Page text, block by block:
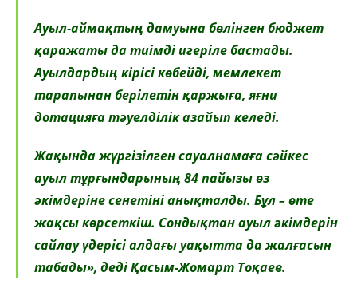
Ауыл-аймақтың дамуына бөлінген бюджет
қаражаты да тиімді игеріле бастады.
Ауылдардың кірісі көбейді, мемлекет
тарапынан берілетін қаржыға, яғни
дотацияға тәуелділік азайып келеді.
Жақында жүргізілген сауалнамаға сәйкес
ауыл тұрғындарының 84 пайызы өз
әкімдеріне сенетіні анықталды. Бұл – өте
жақсы көрсеткіш. Сондықтан ауыл әкімдерін
сайлау үдерісі алдағы уақытта да жалғасын
табады», деді Қасым-Жомарт Тоқаев.